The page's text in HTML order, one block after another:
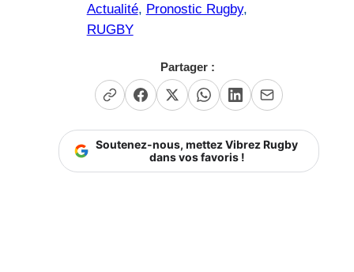
Actualité, Pronostic Rugby
RUGBY
Partager :
Soutenez-nous, mettez Vibrez Rugby
dans vos favoris !